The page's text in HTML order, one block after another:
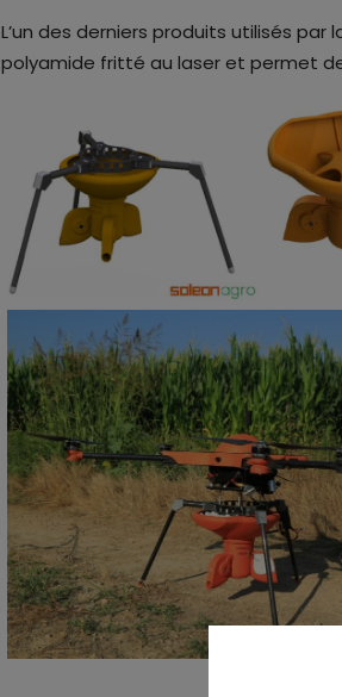
L’un des derniers produits utilisés par
polyamide fritté au laser et permet